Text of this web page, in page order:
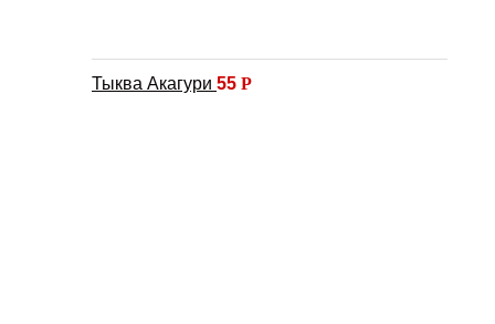
Тыква Акагури 55 Р